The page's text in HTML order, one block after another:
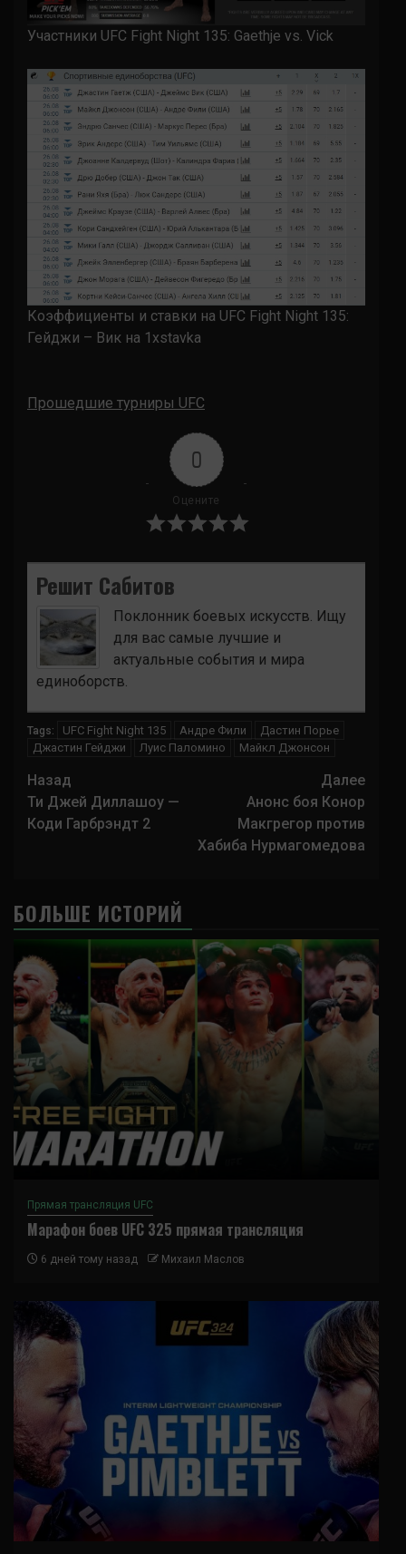
Участники UFC Fight Night 135: Gaethje vs. Vick
Коэффициенты и ставки на UFC Fight Night 135:
Гейджи – Вик на 1xstavka
Прошедшие турниры UFC
0
Оцените
Решит Сабитов
Поклонник боевых искусств. Ищу
для вас самые лучшие и
актуальные события и мира
единоборств.
Tags: UFC Fight Night 135 Андре Фили
Дастин Порье
Джастин Гейджи
Луис Паломино Майкл Джонсон
Навигация
записи
Назад
Ти Джей Диллашоу —
Коди Гарбрэндт 2
Далее
Анонс боя Конор
Макгрегор против
Хабиба Нурмагомедова
БОЛЬШЕ ИСТОРИЙ
Прямая трансляция UFC
Марафон боев UFC 325 прямая трансляция
6 дней тому назад Михаил Маслов